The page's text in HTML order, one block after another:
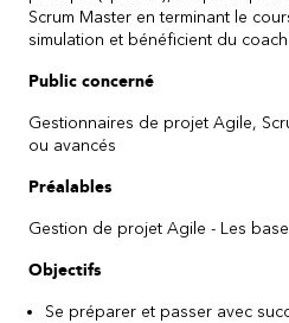
Scrum Master en terminant le
simulation et bénéficient du
Public concerné
Gestionnaires de projet Agile,
ou avancés
Préalables
Gestion de projet Agile - Les
Objectifs
Se préparer et passer avec